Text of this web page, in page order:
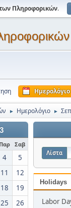
των Πληροφορικών.
Ημερολόγιο
► Ημερολόγιο ►
Παρ Σαβ
4
5
11
12
18
19
25
26
Λίστα
Holidays
Labor